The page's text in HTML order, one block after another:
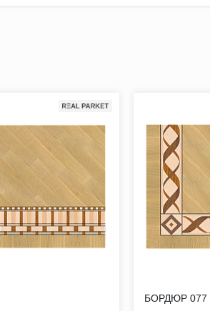
концентрацию рисунка. Розетка
БОРДЮР 077